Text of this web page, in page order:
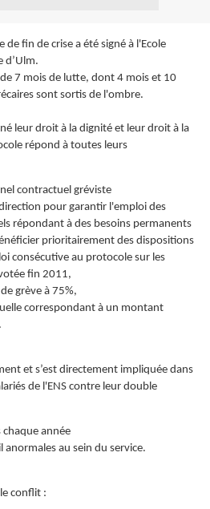
fin de crise a été signé à l'Ecole
d’Ulm.
7 mois de lutte, dont 4 mois et 10
sont sortis de l'ombre.
leur droit à la dignité et leur droit à la
répond à toutes leurs
contractuel gréviste
pour garantir l'emploi des
répondant à des besoins permanents
prioritairement des dispositions
consécutive au protocole sur les
fin 2011,
grève à 75%,
correspondant à un montant
et s’est directement impliquée dans
de l'ENS contre leur double
chaque année
anormales au sein du service.
conflit :